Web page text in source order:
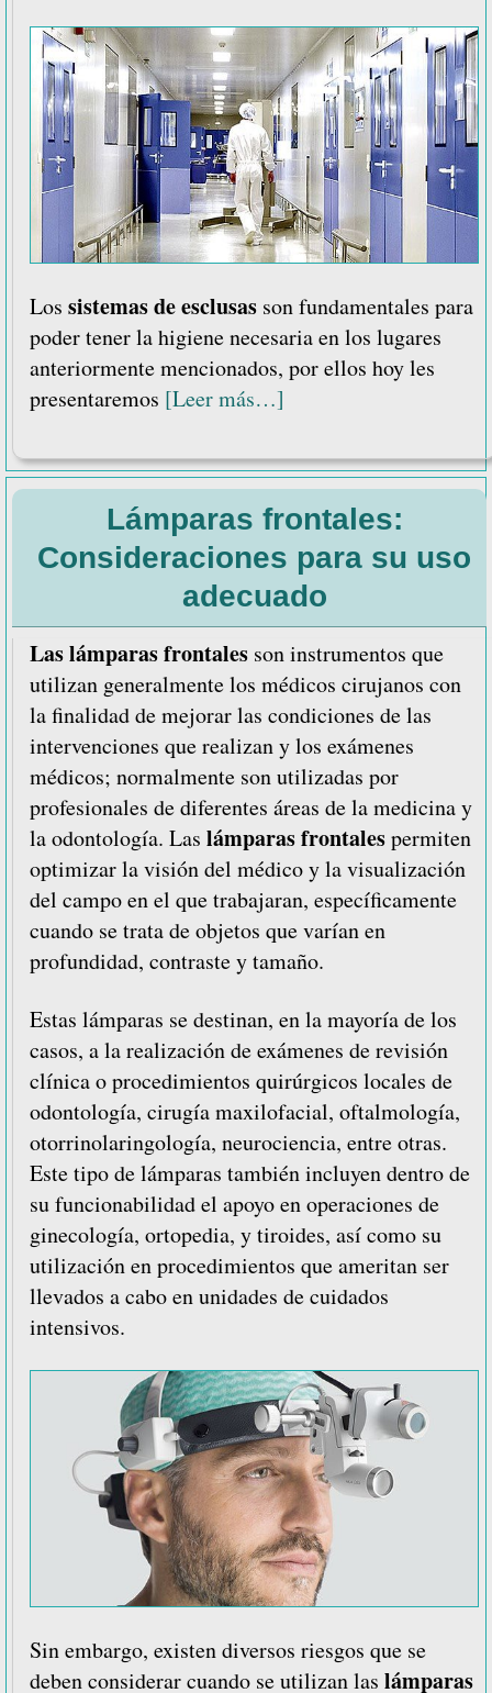
Los sistemas de esclusas son fundamentales para
poder tener la higiene necesaria en los lugares
anteriormente mencionados, por ellos hoy les
presentaremos [Leer más…]
5
características
de
un
sistema
de
esclusas
para
laboratorio
Lámparas frontales:
Consideraciones para su uso
adecuado
Las lámparas frontales son instrumentos que
utilizan generalmente los médicos cirujanos con
la finalidad de mejorar las condiciones de las
intervenciones que realizan y los exámenes
médicos; normalmente son utilizadas por
profesionales de diferentes áreas de la medicina y
la odontología. Las lámparas frontalespermiten
optimizar la visión del médico y la visualización
del campo en el que trabajaran, específicamente
cuando se trata de objetos que varían en
profundidad, contraste y tamaño.
Estas lámparas se destinan, en la mayoría de los
casos, a la realización de exámenes de revisión
clínica o procedimientos quirúrgicos locales de
odontología, cirugía maxilofacial, oftalmología,
otorrinolaringología, neurociencia, entre otras.
Este tipo de lámparas también incluyen dentro de
su funcionabilidad el apoyo en operaciones de
ginecología, ortopedia, y tiroides, así como su
utilización en procedimientos que ameritan ser
llevados a cabo en unidades de cuidados
intensivos.
Sin embargo, existen diversos riesgos que se
deben considerar cuando se utilizan las lámparas